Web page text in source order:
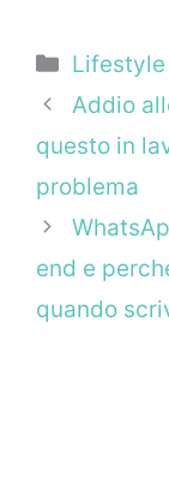
Categorie
Lifestyle
Addio
questo in
problema
end e
quando